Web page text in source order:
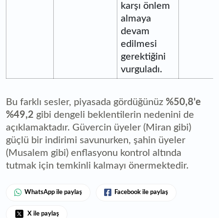
karşı önlem
almaya
devam
edilmesi
gerektiğini
vurguladı.
Bu farklı sesler, piyasada gördüğünüz %50,8'e
%49,2 gibi dengeli beklentilerin nedenini de
açıklamaktadır. Güvercin üyeler (Miran gibi)
güçlü bir indirimi savunurken, şahin üyeler
(Musalem gibi) enflasyonu kontrol altında
tutmak için temkinli kalmayı önermektedir.
WhatsApp ile paylaş Facebook ile paylaş
X ile paylaş